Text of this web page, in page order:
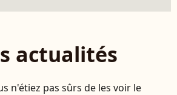
actualités
n'étiez pas sûrs de les voir le